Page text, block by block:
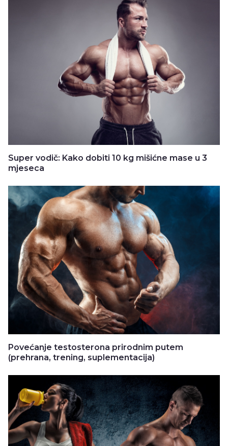
Super vodič: Kako dobiti 10 kg mišićne mase u 3
mjeseca
Povećanje testosterona prirodnim putem
(prehrana, trening, suplementacija)